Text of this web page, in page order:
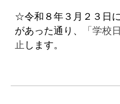
☆令和８年３月２３日
があった通り、
「学校
止 します。